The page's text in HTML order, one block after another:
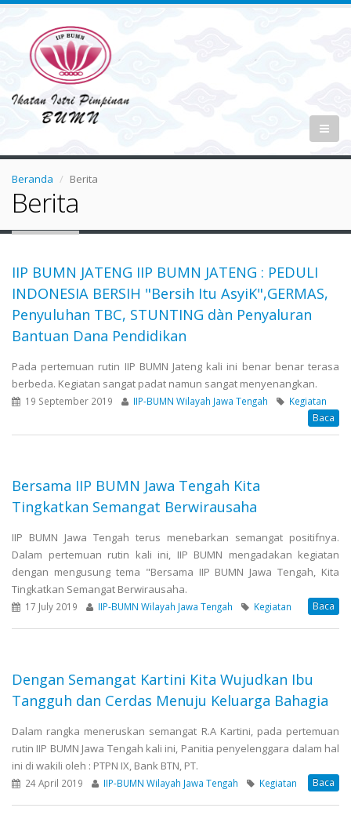
Beranda Berita
Berita
IIP BUMN JATENG IIP BUMN JATENG : PEDULI
INDONESIA BERSIH "Bersih Itu AsyiK",GERMAS,
Penyuluhan TBC, STUNTING dàn Penyaluran
Bantuan Dana Pendidikan
Pada pertemuan rutin IIP BUMN Jateng kali ini benar benar terasa
berbeda. Kegiatan sangat padat namun sangat menyenangkan.
19 September 2019 IIP-BUMN Wilayah Jawa Tengah Kegiatan
Baca
Bersama IIP BUMN Jawa Tengah Kita
Tingkatkan Semangat Berwirausaha
IIP BUMN Jawa Tengah terus menebarkan semangat positifnya.
Dalam pertemuan rutin kali ini, IIP BUMN mengadakan kegiatan
dengan mengusung tema "Bersama IIP BUMN Jawa Tengah, Kita
Tingkatkan Semangat Berwirausaha.
17 July 2019 IIP-BUMN Wilayah Jawa Tengah Kegiatan Baca
Dengan Semangat Kartini Kita Wujudkan Ibu
Tangguh dan Cerdas Menuju Keluarga Bahagia
Dalam rangka meneruskan semangat R.A Kartini, pada pertemuan
rutin IIP BUMN Jawa Tengah kali ini, Panitia penyelenggara dalam hal
ini di wakili oleh : PTPN IX, Bank BTN, PT.
24 April 2019 IIP-BUMN Wilayah Jawa Tengah Kegiatan Baca